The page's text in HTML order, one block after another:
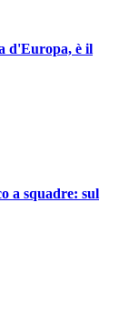
d'Europa, è il
a squadre: sul